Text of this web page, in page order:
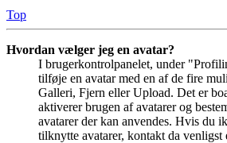
Top
Hvordan vælger jeg en avatar?
I brugerkontrolpanelet, under
tilføje en avatar med en af de fire
Galleri, Fjern eller Upload. Det er
aktiverer brugen af avatarer og
avatarer der kan anvendes. Hvis du
tilknytte avatarer, kontakt da venligst